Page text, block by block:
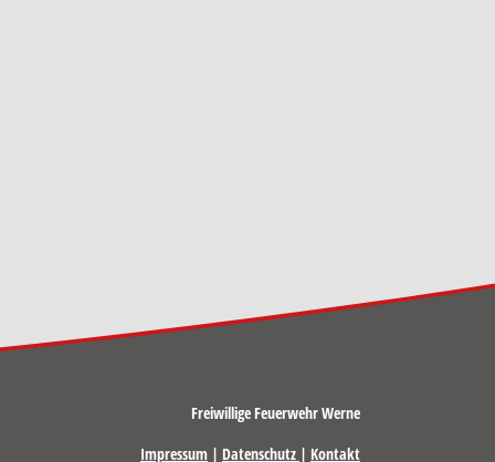
Freiwillige Feuerwehr Werne
Impressum | Datenschutz | Kontakt